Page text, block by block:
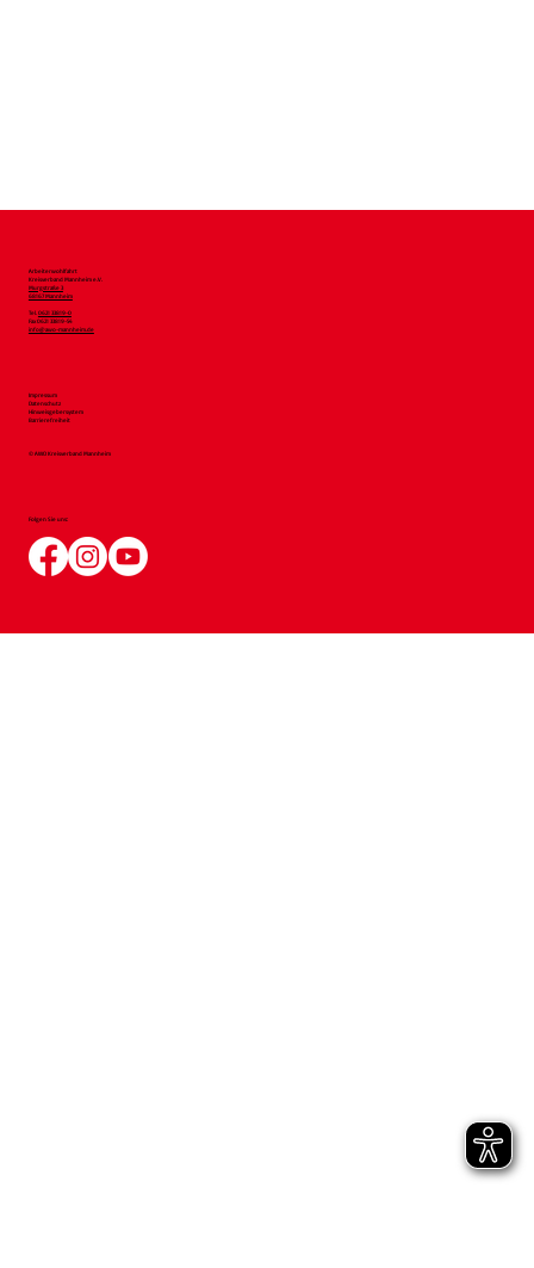
Arbeiterwohlfahrt
Kreisverband Mannheim e.V.
Murgstraße 3
68167 Mannheim
Tel. 0621 33819-0
Fax 0621 33819-54
info@awo-mannheim.de
Impressum
Datenschutz
Hinweisgebersystem
Barrierefreiheit
© AWO Kreisverband Mannheim
Folgen Sie uns: